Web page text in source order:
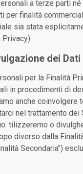
a terze parti
per finalità
sia stata
dei
per la Finalità
in procedimenti di
anche coinvolgere
nel trattamento dei
tilizzeremo o
diverso dalla
Secondaria")